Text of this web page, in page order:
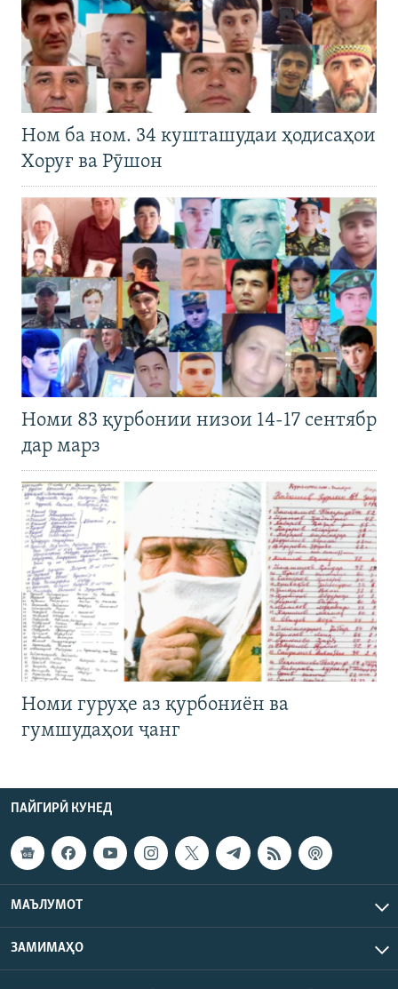
Ном ба ном. 34 кушташудаи ҳодисаҳои
Хоруғ ва Рӯшон
Номи 83 қурбонии низои 14-17 сентябр
дар марз
Номи гуруҳе аз қурбониён ва
гумшудаҳои ҷанг
ПАЙГИРӢ КУНЕД
МАЪЛУМОТ
ЗАМИМАҲО